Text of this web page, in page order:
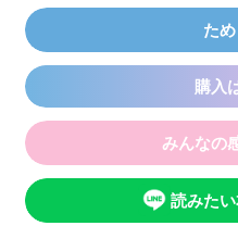
た
購入
みんなの
読みた